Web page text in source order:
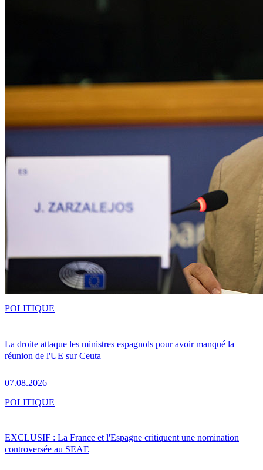
La droite attaque les ministres espagnols pour avoir manqué la
réunion de l'UE sur Ceuta
07.08.2026
POLITIQUE
EXCLUSIF : La France et l'Espagne critiquent une nomination
controversée au SEAE
POLITIQUE